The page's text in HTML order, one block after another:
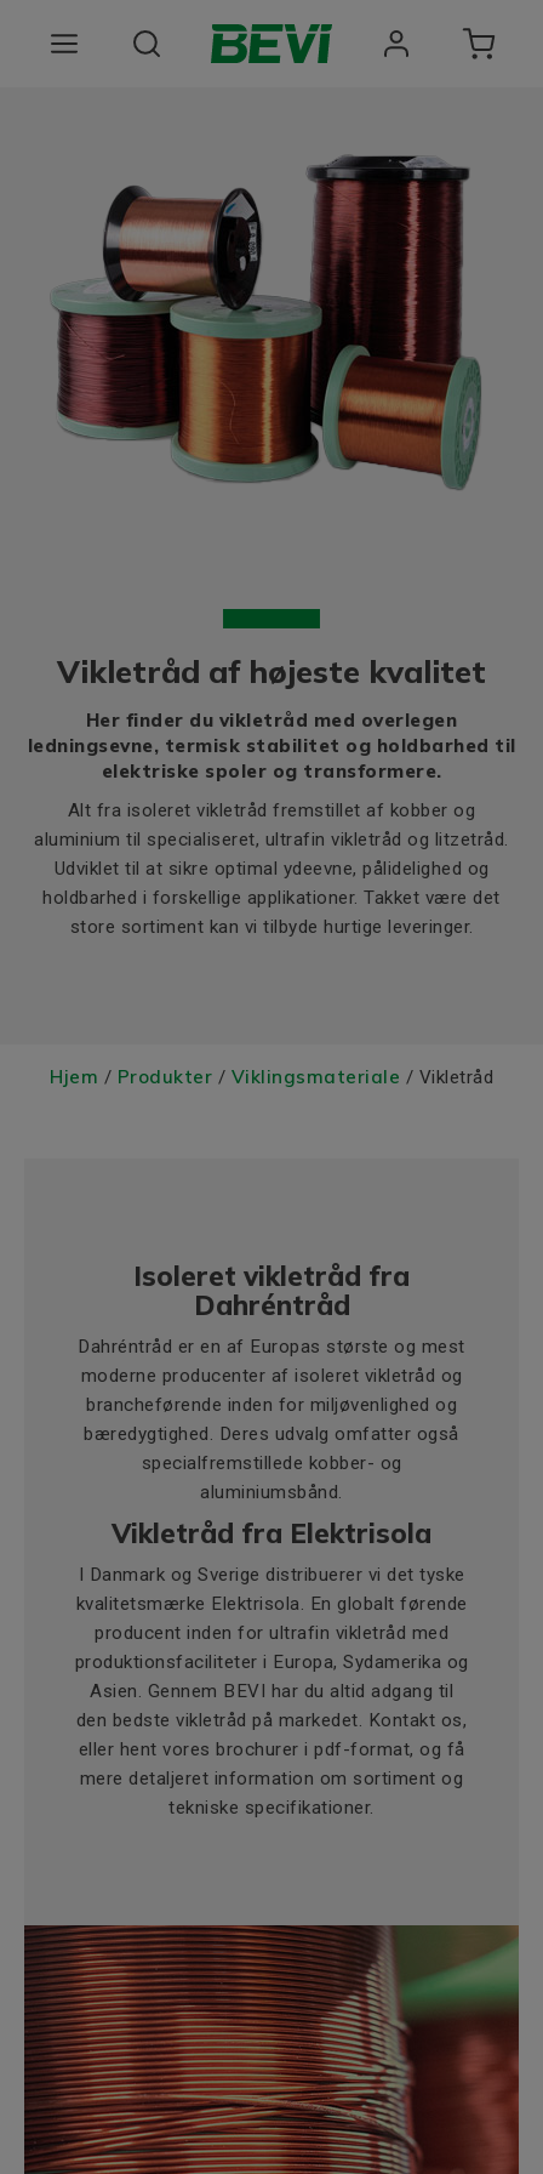
Tjenester
Kvalitet og bæredygtighed
Virksomheden BEVI
Choose language
Vikletråd af højeste kvalitet
Her finder du vikletråd med overlegen
ledningsevne, termisk stabilitet og holdbarhed til
elektriske spoler og transformere.
Alt fra isoleret vikletråd fremstillet af kobber og
aluminium til specialiseret, ultrafin vikletråd og litzetråd.
Udviklet til at sikre optimal ydeevne, pålidelighed og
holdbarhed i forskellige applikationer. Takket være det
store sortiment kan vi tilbyde hurtige leveringer.
Hjem / Produkter / Viklingsmateriale / Vikletråd
Isoleret vikletråd fra
Dahréntråd
Dahréntråd er en af Europas største og mest
moderne producenter af isoleret vikletråd og
brancheførende inden for miljøvenlighed og
bæredygtighed. Deres udvalg omfatter også
specialfremstillede kobber- og
aluminiumsbånd.
Vikletråd fra Elektrisola
I Danmark og Sverige distribuerer vi det tyske
kvalitetsmærke Elektrisola. En globalt førende
producent inden for ultrafin vikletråd med
produktionsfaciliteter i Europa, Sydamerika og
Asien. Gennem BEVI har du altid adgang til
den bedste vikletråd på markedet. Kontakt os,
eller hent vores brochurer i pdf-format, og få
mere detaljeret information om sortiment og
tekniske specifikationer.